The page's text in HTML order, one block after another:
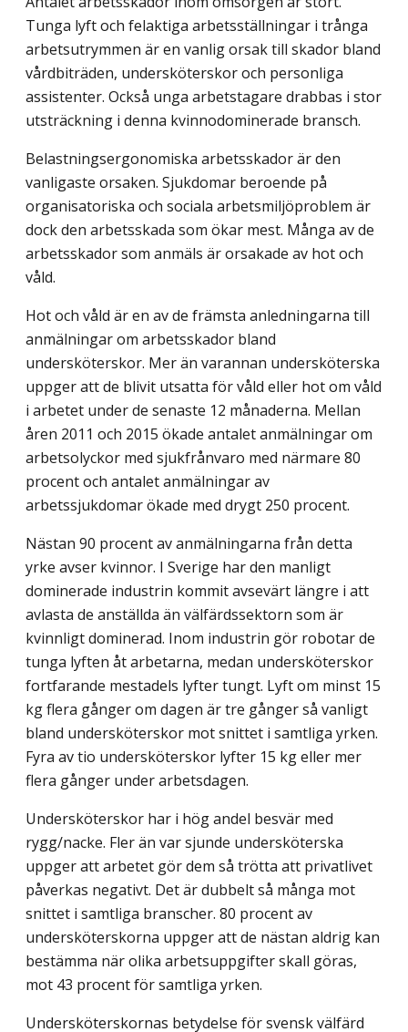
Tunga lyft och felaktiga arbetsställningar i trånga
arbetsutrymmen är en vanlig orsak till skador bland
vårdbiträden, under­sköterskor och personliga
assistenter. Också unga arbetstagare drabbas i stor
ut­sträckning i denna kvinnodominerade bransch.
Belastningsergonomiska arbetsskador är den
vanligaste orsaken. Sjukdomar beroende på
organisatoriska och sociala arbetsmiljöproblem är
dock den arbetsskada som ökar mest. Många av de
arbetsskador som anmäls är orsakade av hot och
våld.
Hot och våld är en av de främsta anledningarna till
anmälningar om arbetsskador bland
undersköterskor. Mer än varannan undersköterska
uppger att de blivit utsatta för våld eller hot om våld
i arbetet under de senaste 12 månaderna. Mellan
åren 2011 och 2015 ökade antalet anmälningar om
arbetsolyckor med sjukfrånvaro med närmare 80
procent och antalet anmälningar av
arbetssjukdomar ökade med drygt 250 procent.
Nästan 90 procent av anmälningarna från detta
yrke avser kvinnor. I Sverige har den manligt
dominerade industrin kommit avsevärt längre i att
avlasta de anställda än välfärdssektorn som är
kvinnligt dominerad. Inom industrin gör robotar de
tunga lyften åt arbetarna, medan undersköterskor
fortfarande mestadels lyfter tungt. Lyft om minst 15
kg flera gånger om dagen är tre gånger så vanligt
bland undersköterskor mot snittet i samtliga yrken.
Fyra av tio undersköterskor lyfter 15 kg eller mer
flera gånger under arbetsdagen.
Undersköterskor har i hög andel besvär med
rygg/nacke. Fler än var sjunde under­sköterska
uppger att arbetet gör dem så trötta att privatlivet
påverkas negativt. Det är dubbelt så många mot
snittet i samtliga branscher. 80 procent av
undersköterskorna uppger att de nästan aldrig kan
bestämma när olika arbetsuppgifter skall göras,
mot 43 procent för samtliga yrken.
Undersköterskornas betydelse för svensk välfärd